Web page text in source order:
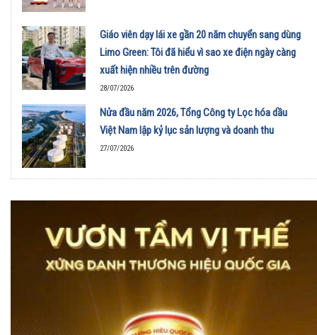
Giáo viên dạy lái xe gần 20 năm chuyển sang dùng
Limo Green: Tôi đã hiểu vì sao xe điện ngày càng
xuất hiện nhiều trên đường
28/07/2026
Nửa đầu năm 2026, Tổng Công ty Lọc hóa dầu
Việt Nam lập kỷ lục sản lượng và doanh thu
27/07/2026